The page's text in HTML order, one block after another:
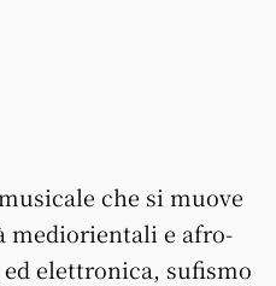
che si muove
mediorientali e afro-
elettronica, sufismo